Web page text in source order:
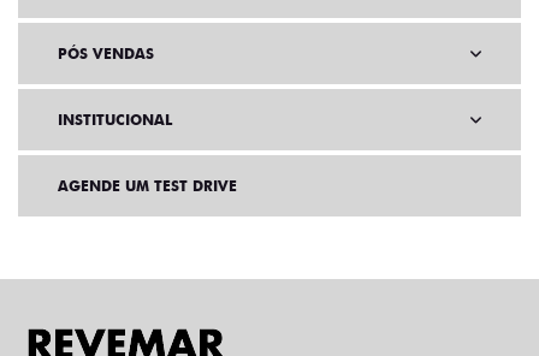
PÓS VENDAS
INSTITUCIONAL
AGENDE UM TEST DRIVE